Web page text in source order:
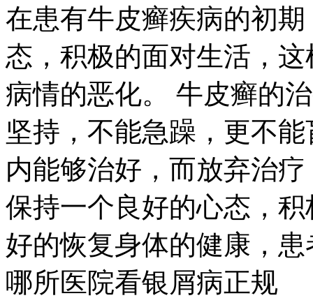
在患有牛皮癣疾病的初
态，积极的面对生活，
病情的恶化。 牛皮癣的
坚持，不能急躁，更不
内能够治好，而放弃治
保持一个良好的心态，
好的恢复身体的健康，
哪所医院看银屑病正规